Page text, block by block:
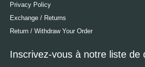
Privacy Policy
Exchange / Returns
Return / Withdraw Your Order
Inscrivez-vous à notre liste de